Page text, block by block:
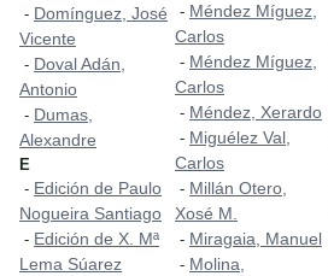
- Domínguez, José
Vicente
- Doval Adán,
Antonio
- Dumas,
Alexandre
E
- Edición de Paulo
Nogueira Santiago
- Edición de X. Mª
Lema Súarez
- Méndez Míguez,
Carlos
- Méndez Míguez,
Carlos
- Méndez, Xerardo
- Miguélez Val,
Carlos
- Millán Otero,
Xosé M.
- Miragaia, Manuel
- Molina,